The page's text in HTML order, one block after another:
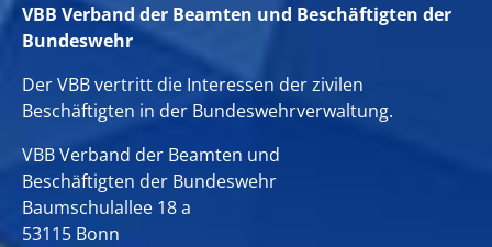
VBB Verband der Beamten und Beschäftigten der
Bundeswehr
Der VBB vertritt die Interessen der zivilen
Beschäftigten in der Bundeswehrverwaltung.
VBB Verband der Beamten und
Beschäftigten der Bundeswehr
Baumschulallee 18 a
53115 Bonn